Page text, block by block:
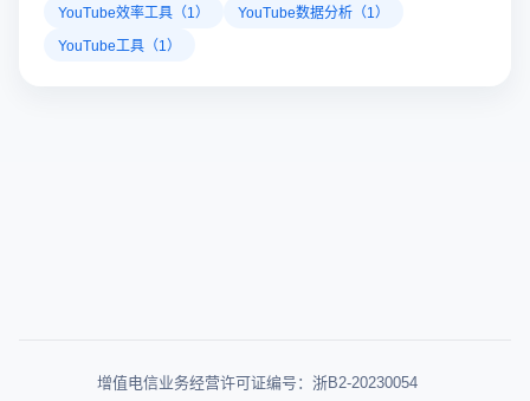
YouTube效率工具（1）
YouTube数据分析（1）
YouTube工具（1）
增值电信业务经营许可证编号：浙B2-20230054